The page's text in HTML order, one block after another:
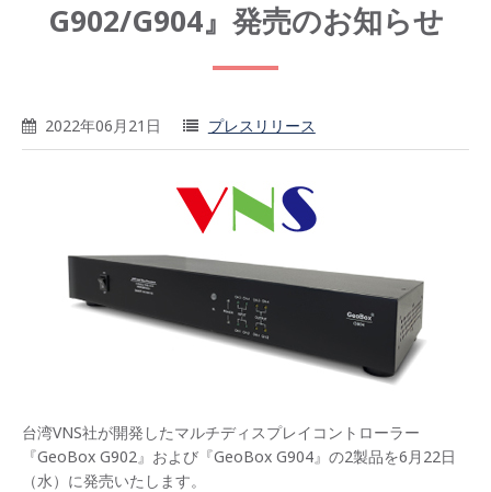
G902/G904』発売のお知らせ
2022年06月21日 プレスリリース
台湾VNS社が開発したマルチディスプレイコントローラー
『GeoBox G902』および『GeoBox G904』の2製品を6月22日
（水）に発売いたします。